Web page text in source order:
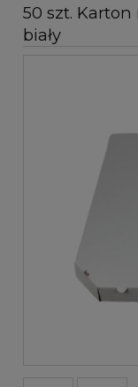
50 szt. Karton
biały